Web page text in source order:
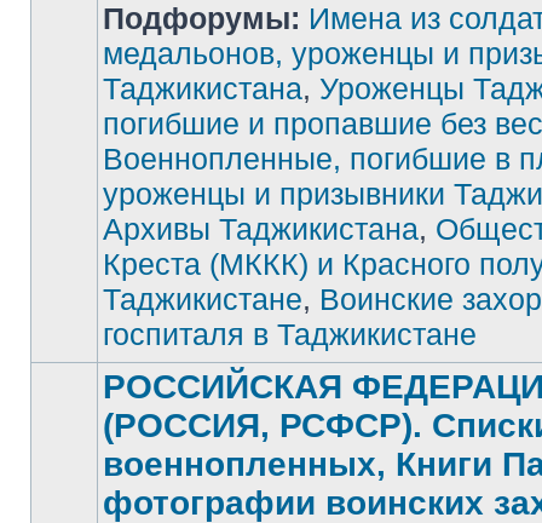
Нет
непрочитанных
сообщений
Подфорумы: Имена из
медальонов, уроженцы и
Таджикистана, Уроженцы
погибшие и пропавшие без
Военнопленные, погибшие в
уроженцы и призывники
Архивы Таджикистана,
Креста (МККК) и Красного
Таджикистане, Воинские
госпиталя в Таджикистане
РОССИЙСКАЯ
(РОССИЯ, РСФСР).
военнопленных, Книги
фотографии воинских